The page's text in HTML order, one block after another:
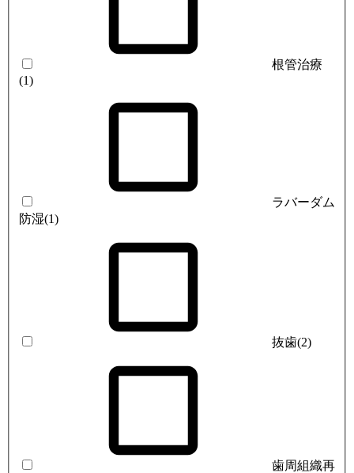
根管治療
(1)
ラバーダム
防湿(1)
抜歯(2)
歯周組織再